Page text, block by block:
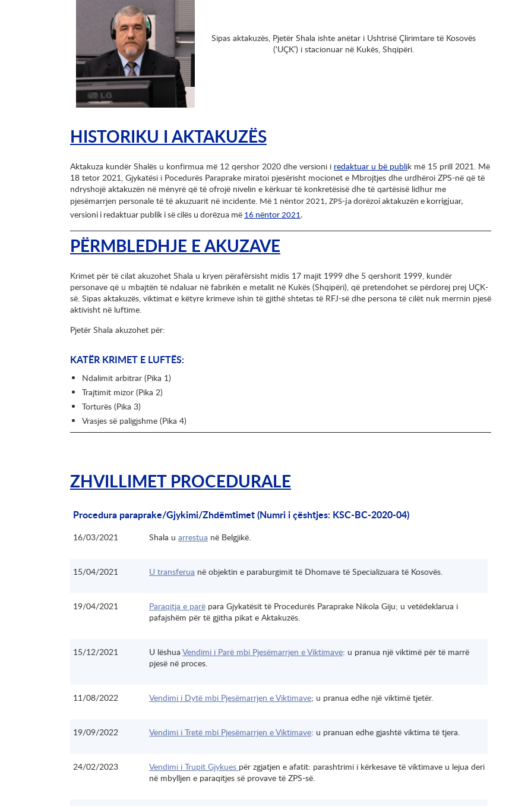
Sipas aktakuzës, Pjetër Shala ishte anëtar i Ushtrisë Çlirimtare të Kosovës
(‘UÇK’) i stacionuar në Kukës, Shqipëri.
HISTORIKU I AKTAKUZËS
Aktakuza kundër Shalës u konfirmua më 12 qershor 2020 dhe versioni i redaktuar u bë publik më 15 prill 2021. Më
18 tetor 2021, Gjykatësi i Pocedurës Paraprake miratoi pjesërisht mocionet e Mbrojtjes dhe urdhëroi ZPS-në që të
ndryshojë aktakuzën në mënyrë që të ofrojë nivelin e kërkuar të konkretësisë dhe të qartësisë lidhur me
pjesëmarrjen personale të të akuzuarit në incidente. Më 1 nëntor 2021, ZPS-ja dorëzoi aktakuzën e korrigjuar,
versioni i redaktuar publik i së cilës u dorëzua më 16 nëntor 2021.
PËRMBLEDHJE E AKUZAVE
Krimet për të cilat akuzohet Shala u kryen përafërsisht midis 17 majit 1999 dhe 5 qershorit 1999, kundër
personave që u mbajtën të ndaluar në fabrikën e metalit në Kukës (Shqipëri), që pretendohet se përdorej prej UÇK-
së. Sipas aktakuzës, viktimat e këtyre krimeve ishin të gjithë shtetas të RFJ-së dhe persona të cilët nuk merrnin pjesë
aktivisht në luftime.
Pjetër Shala akuzohet për:
KATËR KRIMET E LUFTËS:
Ndalimit arbitrar (Pika 1)
Trajtimit mizor (Pika 2)
Torturës (Pika 3)
Vrasjes së paligjshme (Pika 4)
ZHVILLIMET PROCEDURALE
Procedura paraprake/Gjykimi/Zhdëmtimet (Numri i çështjes: KSC-BC-2020-04)
16/03/2021 Shala u arrestua në Belgjikë.
15/04/2021 U transferua në objektin e paraburgimit të Dhomave të Specializuara të Kosovës.
19/04/2021 Paraqitja e parë para Gjykatësit të Procedurës Paraprake Nikola Giju; u vetëdeklarua i
pafajshëm për të gjitha pikat e Aktakuzës.
15/12/2021 U lëshua Vendimi i Parë mbi Pjesëmarrjen e Viktimave: u pranua një viktimë për të marrë
pjesë në proces.
11/08/2022 Vendimi i Dytë mbi Pjesëmarrjen e Viktimave; u pranua edhe një viktimë tjetër.
19/09/2022 Vendimi i Tretë mbi Pjesëmarrjen e Viktimave: u pranuan edhe gjashtë viktima të tjera.
24/02/2023 Vendimi i Trupit Gjykues për zgjatjen e afatit: parashtrimi i kërkesave të viktimave u lejua deri
në mbylljen e paraqitjes së provave të ZPS-së.